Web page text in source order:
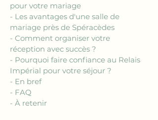
pour votre mariage
- Les avantages d'une salle de
mariage près de Spéracèdes
- Comment organiser votre
réception avec succès ?
- Pourquoi faire confiance au Relais
Impérial pour votre séjour ?
- En bref
- FAQ
- À retenir